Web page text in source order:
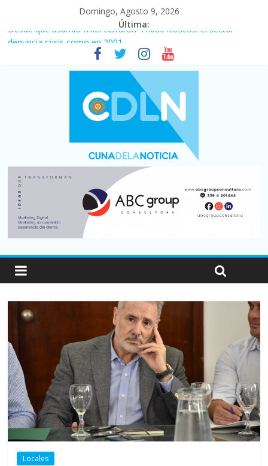
Domingo, Agosto 9, 2026
Última:
Desde que asumió Milei cerraron 41.000 kioscos: el sector
denuncia crisis como en 2001
Vacaciones de invierno con más movimiento y consumo
turístico: 4,6 millones de personas viajaron por el país, un 5,9%
El agro argentino logró un récord histórico de exportaciones en
el primer semestre de 2026
Duelo internacional: Falleció Jorge Messi, el papá de Leo
La morosidad alcanzó su nivel más alto en dos décadas y ya
afecta a 400 mil deudores en Santa Fe
Locales